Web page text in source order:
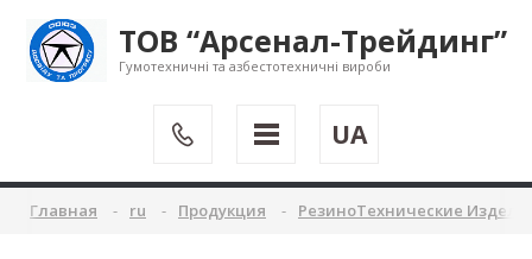
ТОВ “Арсенал-Трейдинг”
Гумотехничні та азбестотехничні вироби
UA
Главная ru Продукция РезиноТехнические